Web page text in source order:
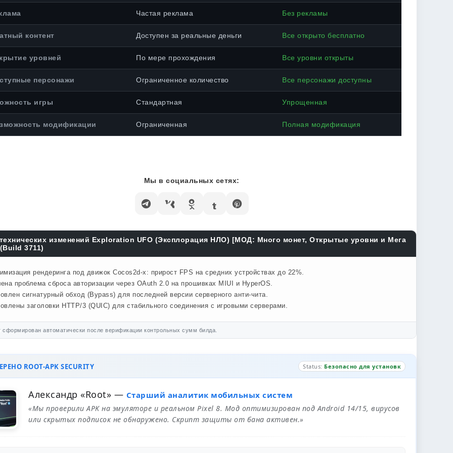
Частая реклама Без рекламы
контент Доступен за реальные деньги Все открыто бесплатно
уровней По мере прохождения Все уровни открыты
персонажи Ограниченное количество Все персонажи доступны
игры Стандартная Упрощенная
модификации Ограниченная Полная модификация
Мы в социальных сетях:
изменений Exploration UFO (Эксплорация НЛО) [МОД: Много монет, Открытые уровни и Мега
3711)
рендеринга под движок Cocos2d-x: прирост FPS на средних устройствах до 22%.
проблема сброса авторизации через OAuth 2.0 на прошивках MIUI и HyperOS.
сигнатурный обход (Bypass) для последней версии серверного анти-чита.
заголовки HTTP/3 (QUIC) для стабильного соединения с игровыми серверами.
сформирован автоматически после верификации контрольных сумм билда.
ROOT-APK SECURITY Status: Безопасно для установк
Александр «Root» — Старший аналитик мобильных систем
«Мы проверили APK на эмуляторе и реальном Pixel 8. Мод оптимизирован под Android 14/15, вирусов
или скрытых подписок не обнаружено. Скрипт защиты от бана активен.»